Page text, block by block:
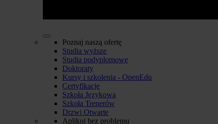
Poznaj naszą ofertę
Studia wyższe
Studia podyplomowe
Doktoraty
Kursy i szkolenia - OpenEdu
Certyfikacje
Szkoła Językowa
Szkoła Trenerów
Drzwi Otwarte
Aplikuj bez problemu